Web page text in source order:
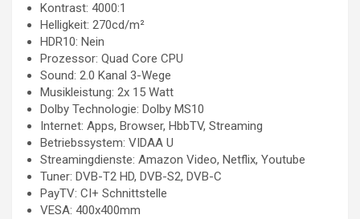
Kontrast: 4000:1
Helligkeit: 270cd/m²
HDR10: Nein
Prozessor: Quad Core CPU
Sound: 2.0 Kanal 3-Wege
Musikleistung: 2x 15 Watt
Dolby Technologie: Dolby MS10
Internet: Apps, Browser, HbbTV, Streaming
Betriebssystem: VIDAA U
Streamingdienste: Amazon Video, Netflix, Youtube
Tuner: DVB-T2 HD, DVB-S2, DVB-C
PayTV: CI+ Schnittstelle
VESA: 400x400mm